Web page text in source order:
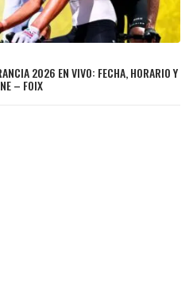
2026 EN VIVO: FECHA, HORARIO Y
– FOIX